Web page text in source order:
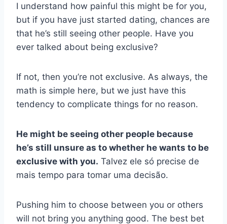
I understand how painful this might be for you,
but if you have just started dating, chances are
that he’s still seeing other people. Have you
ever talked about being exclusive?
If not, then you’re not exclusive. As always, the
math is simple here, but we just have this
tendency to complicate things for no reason.
He might be seeing other people because
he’s still unsure as to whether he wants to be
exclusive with you. Talvez ele só precise de
mais tempo para tomar uma decisão.
Pushing him to choose between you or others
will not bring you anything good. The best bet